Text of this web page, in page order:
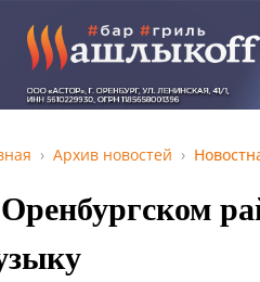
Архив новостей